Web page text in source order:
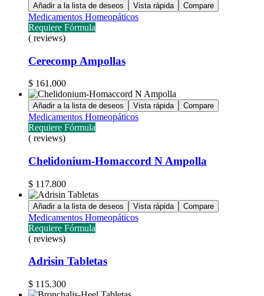
Añadir a la lista de deseos Vista rápida Compare
Medicamentos Homeopáticos
Requiere Fórmula
( reviews)
Cerecomp Ampollas
$ 161.000
Añadir a la lista de deseos Vista rápida Compare
Medicamentos Homeopáticos
Requiere Fórmula
( reviews)
Chelidonium-Homaccord N Ampolla
$ 117.800
Añadir a la lista de deseos Vista rápida Compare
Medicamentos Homeopáticos
Requiere Fórmula
( reviews)
Adrisin Tabletas
$ 115.300